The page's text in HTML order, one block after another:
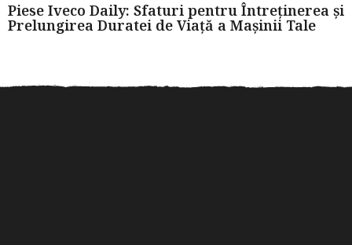
Piese Iveco Daily: Sfaturi pentru Întreținerea și
Prelungirea Duratei de Viață a Mașinii Tale